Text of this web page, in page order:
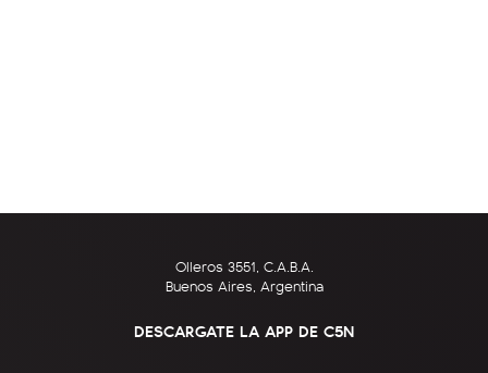
Olleros 3551, C.A.B.A.
Buenos Aires, Argentina
DESCARGATE LA APP DE C5N